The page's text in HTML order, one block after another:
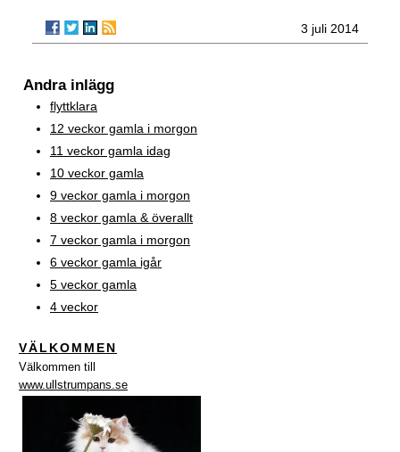
3 juli 2014
Andra inlägg
flyttklara
12 veckor gamla i morgon
11 veckor gamla idag
10 veckor gamla
9 veckor gamla i morgon
8 veckor gamla & överallt
7 veckor gamla i morgon
6 veckor gamla igår
5 veckor gamla
4 veckor
VÄLKOMMEN
Välkommen till
www.ullstrumpans.se